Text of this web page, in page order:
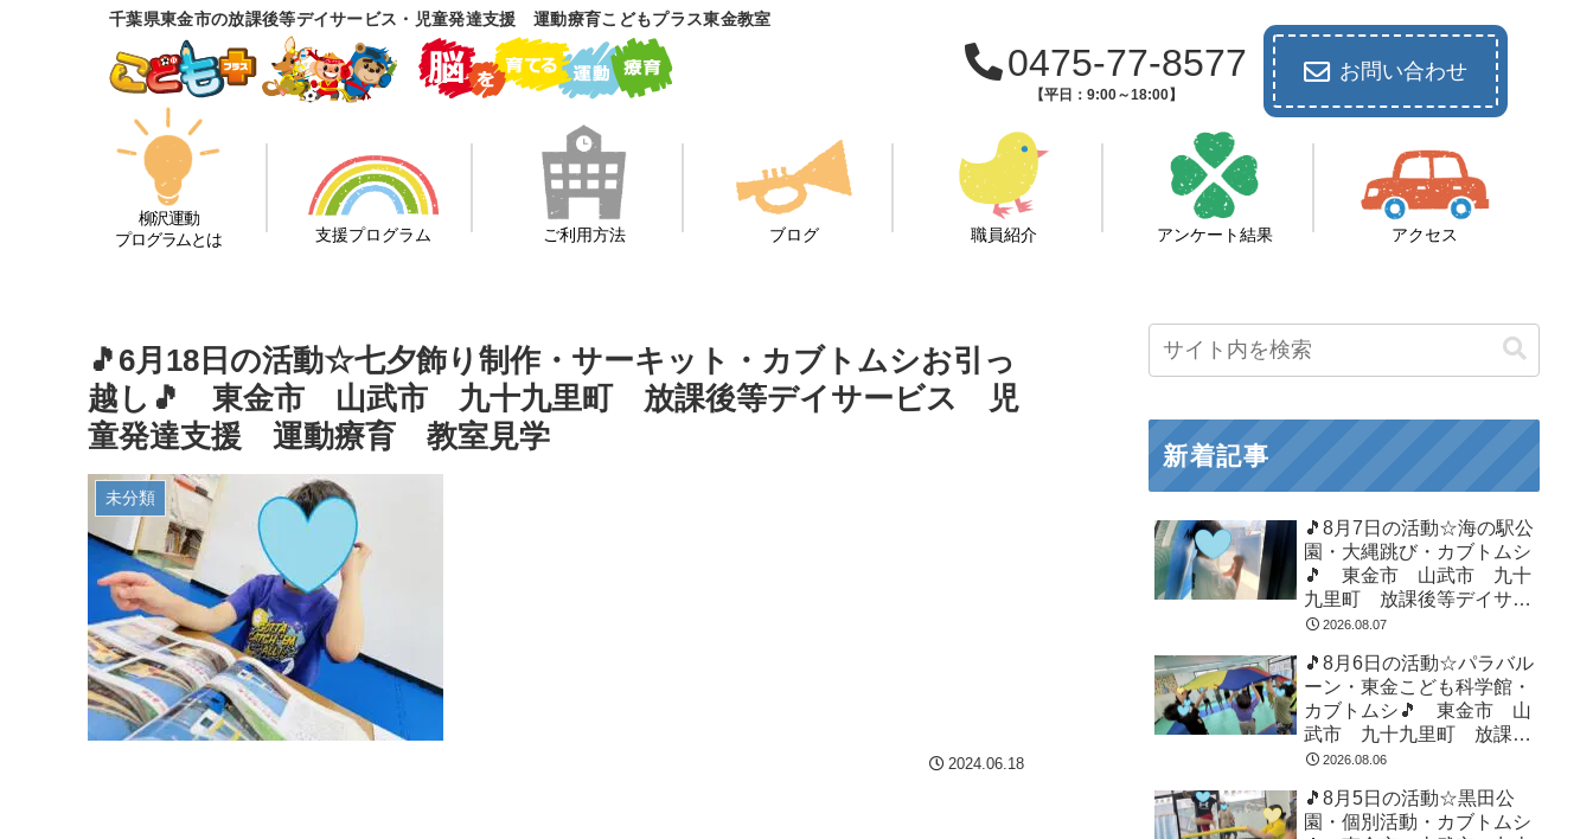
千葉県東金市の放課後等デイサービス・児童発達支援 運動療育こどもプラス東金教室
0475-77-8577
【平日：9:00～18:00】
お問い合わせ
柳沢運動
プログラムとは
支援プログラム ご利用方法 ブログ 職員紹介 アンケート結果 アクセス
🎵6月18日の活動☆七夕飾り制作・サーキット・カブトムシお引っ
越し🎵 東金市 山武市 九十九里町 放課後等デイサービス 児
童発達支援 運動療育 教室見学
未分類
2024.06.18
新着記事
🎵8月7日の活動☆海の駅公
園・大縄跳び・カブトムシ
🎵 東金市 山武市 九十
九里町 放課後等デイサー
ビス 児童発達支援 運動
2026.08.07
🎵8月6日の活動☆パラバル
ーン・東金こども科学館・
カブトムシ🎵 東金市 山
武市 九十九里町 放課後
等デイサービス 児童発達
2026.08.06
🎵8月5日の活動☆黒田公
園・個別活動・カブトムシ